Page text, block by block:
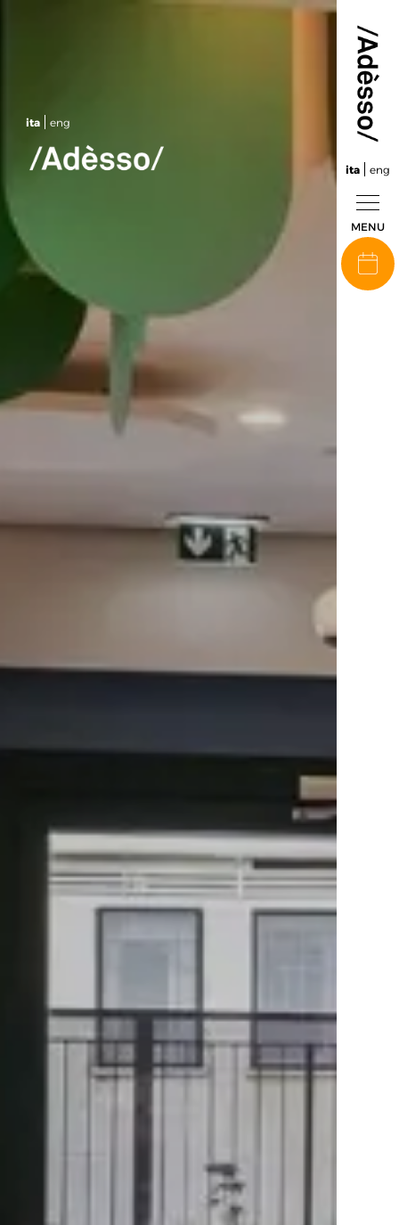
ita eng
MENU
ita eng